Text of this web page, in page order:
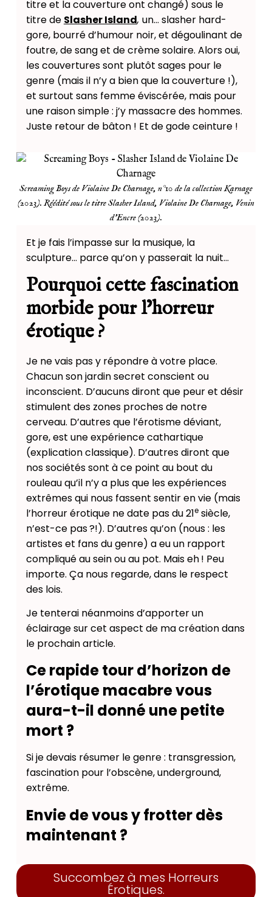
titre et la couverture ont changé) sous le
titre de Slasher Island, un… slasher hard-
gore, bourré d’humour noir, et dégoulinant de
foutre, de sang et de crème solaire. Alors oui,
les couvertures sont plutôt sages pour le
genre (mais il n’y a bien que la couverture !),
et surtout sans femme éviscérée, mais pour
une raison simple : j’y massacre des hommes.
Juste retour de bâton ! Et de gode ceinture !
Screaming Boys de Violaine De Charnage, n°10 de la collection Karnage
(2023). Réédité sous le titre Slasher Island, Violaine De Charnage, Venin
d'Encre (2023).
Et je fais l’impasse sur la musique, la
sculpture… parce qu’on y passerait la nuit…
Pourquoi cette fascination
morbide pour l’horreur
érotique ?
Je ne vais pas y répondre à votre place.
Chacun son jardin secret conscient ou
inconscient. D’aucuns diront que peur et désir
stimulent des zones proches de notre
cerveau. D’autres que l’érotisme déviant,
gore, est une expérience cathartique
(explication classique). D’autres diront que
nos sociétés sont à ce point au bout du
rouleau qu’il n’y a plus que les expériences
extrêmes qui nous fassent sentir en vie (mais
l’horreur érotique ne date pas du 21esiècle,
n’est-ce pas ?!). D’autres qu’on (nous : les
artistes et fans du genre) a eu un rapport
compliqué au sein ou au pot. Mais eh ! Peu
importe. Ça nous regarde, dans le respect
des lois.
Je tenterai néanmoins d’apporter un
éclairage sur cet aspect de ma création dans
le prochain article.
Ce rapide tour d’horizon de
l’érotique macabre vous
aura-t-il donné une petite
mort ?
Si je devais résumer le genre : transgression,
fascination pour l’obscène, underground,
extrême.
Envie de vous y frotter dès
maintenant ?
Succombez à mes Horreurs
Érotiques.